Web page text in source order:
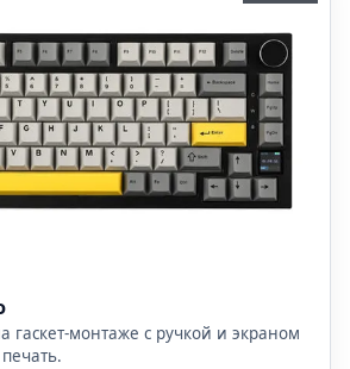
гаскет-монтаже с ручкой и экраном